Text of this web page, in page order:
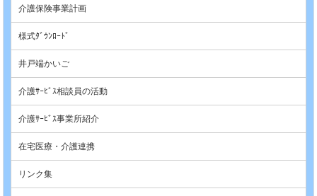
介護保険事業計画
様式ﾀﾞｳﾝﾛｰﾄﾞ
井戸端かいご
介護ｻｰﾋﾞｽ相談員の活動
介護ｻｰﾋﾞｽ事業所紹介
在宅医療・介護連携
リンク集